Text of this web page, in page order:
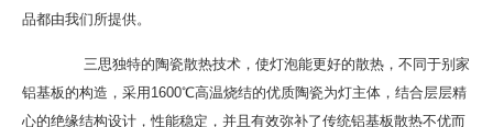
品都由我们所提供。
三思独特的陶瓷散热技术，使灯泡能更好的散热，不同于别家
铝基板的构造，采用1600℃高温烧结的优质陶瓷为灯主体，结合层层精
心的绝缘结构设计，性能稳定，并且有效弥补了传统铝基板散热不优而